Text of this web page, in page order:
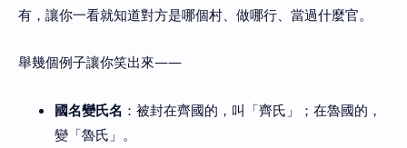
有，讓你一看就知道對方是哪個村、做哪行、當過什麼官。
舉幾個例子讓你笑出來——
國名變氏名 ：被封在齊國的，叫「齊氏」；在魯國的，
變「魯氏」。